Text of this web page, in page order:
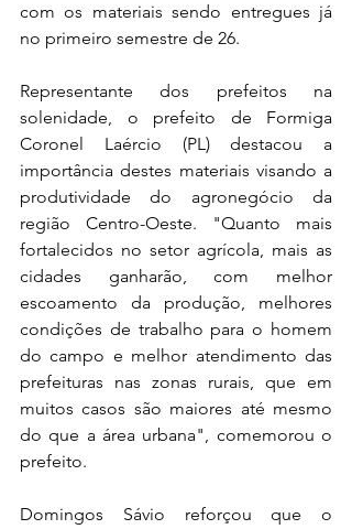
com os materiais sendo entregues já
no primeiro semestre de 26.
Representante dos prefeitos na
solenidade, o prefeito de Formiga
Coronel Laércio (PL) destacou a
importância destes materiais visando a
produtividade do agronegócio da
região Centro-Oeste. "Quanto mais
fortalecidos no setor agrícola, mais as
cidades ganharão, com melhor
escoamento da produção, melhores
condições de trabalho para o homem
do campo e melhor atendimento das
prefeituras nas zonas rurais, que em
muitos casos são maiores até mesmo
do que a área urbana", comemorou o
prefeito.
Domingos Sávio reforçou que o